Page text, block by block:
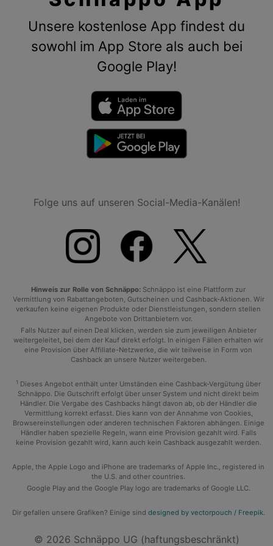
Unsere kostenlose App findest du
sowohl im App Store als auch bei
Google Play!
Folge uns auf unseren Social-Media-Kanälen!
Hinweis zur Rolle von Schnäppo: Schnäppo ist eine Plattform zur
Vermittlung von Rabattangeboten, Gutscheinen und Cashback-Aktionen. Wir
verkaufen keine eigenen Produkte oder Dienstleistungen, sondern stellen
Angebote von Drittanbietern vor.
Falls Nutzer auf einen Deal klicken, werden sie zum jeweiligen Anbieter
weitergeleitet, bei dem der Kauf direkt erfolgt. In einigen Fällen erhalten wir
eine Provision über Affiliate-Netzwerke, die wir teilweise in Form von
Cashback an unsere Nutzer weitergeben.
1 Dieses Angebot enthält unter Umständen eine Cashback-Vergütung über
Schnäppo. Die Gutschrift erfolgt über unser System und nicht direkt beim
Händler. Die Vergabe des Cashbacks hängt davon ab, ob der Händler die
Vermittlung korrekt erfasst. Dies kann von der Annahme von Cookies,
Browsereinstellungen oder anderen technischen Faktoren abhängen. Einige
Händler haben spezielle Regeln, wann eine Provision gezahlt wird. Falls
keine Provision gezahlt wird, kann auch kein Cashback ausgezahlt werden.
Apple, the Apple Logo and iPhone are trademarks of Apple Inc., registered in
the U.S. and other countries.
Google Play and the Google Play logo are trademarks of Google LLC.
Dir gefallen unsere Grafiken? Einige sind designed by vectorpouch / Freepik.
© 2026 Schnäppo UG (haftungsbeschränkt)